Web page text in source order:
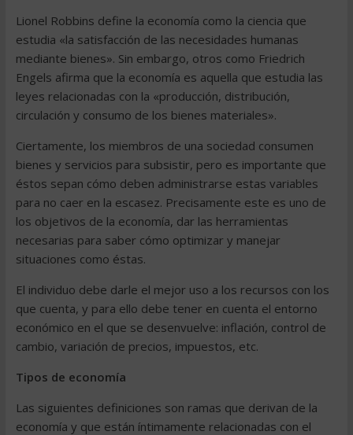
Lionel Robbins define la economía como la ciencia que
estudia «la satisfacción de las necesidades humanas
mediante bienes». Sin embargo, otros como Friedrich
Engels afirma que la economía es aquella que estudia las
leyes relacionadas con la «producción, distribución,
circulación y consumo de los bienes materiales».
Ciertamente, los miembros de una sociedad consumen
bienes y servicios para subsistir, pero es importante que
éstos sepan cómo deben administrarse estas variables
para no caer en la escasez. Precisamente este es uno de
los objetivos de la economía, dar las herramientas
necesarias para saber cómo optimizar y manejar
situaciones como éstas.
El individuo debe darle el mejor uso a los recursos con los
que cuenta, y para ello debe tener en cuenta el entorno
económico en el que se desenvuelve: inflación, control de
cambio, variación de precios, impuestos, etc.
Tipos de economía
Las siguientes definiciones son ramas que derivan de la
economía y que están íntimamente relacionadas con el